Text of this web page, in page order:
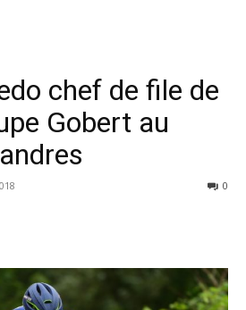
chef de file de
Gobert au
0